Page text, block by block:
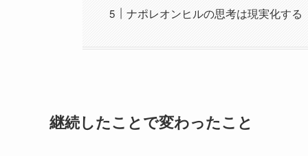
ナポレオンヒルの思考は現実化する
継続したことで変わったこと